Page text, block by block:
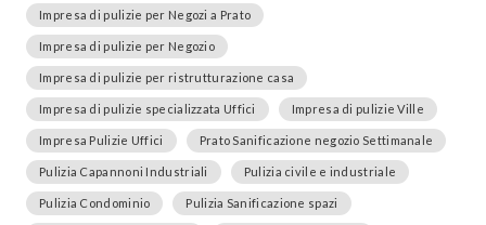
Impresa di pulizie per Negozi a Prato
Impresa di pulizie per Negozio
Impresa di pulizie per ristrutturazione casa
Impresa di pulizie specializzata Uffici Impresa di pulizie Ville
Impresa Pulizie Uffici Prato Sanificazione negozio Settimanale
Pulizia Capannoni Industriali Pulizia civile e industriale
Pulizia Condominio Pulizia Sanificazione spazi